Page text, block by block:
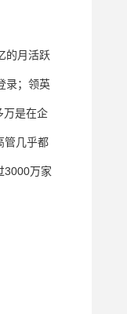
的月活跃
录；领英
万是在企
管几乎都
3000万家